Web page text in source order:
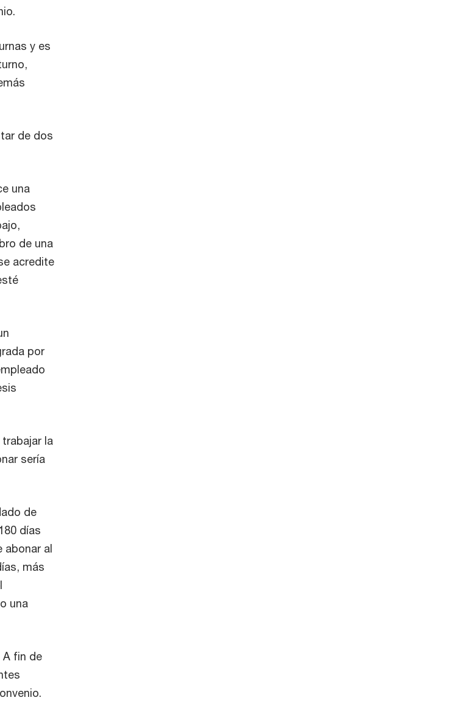
y es
de dos
una
de una
acredite
por
la
sería
de
días
abonar al
más
una
A fin de